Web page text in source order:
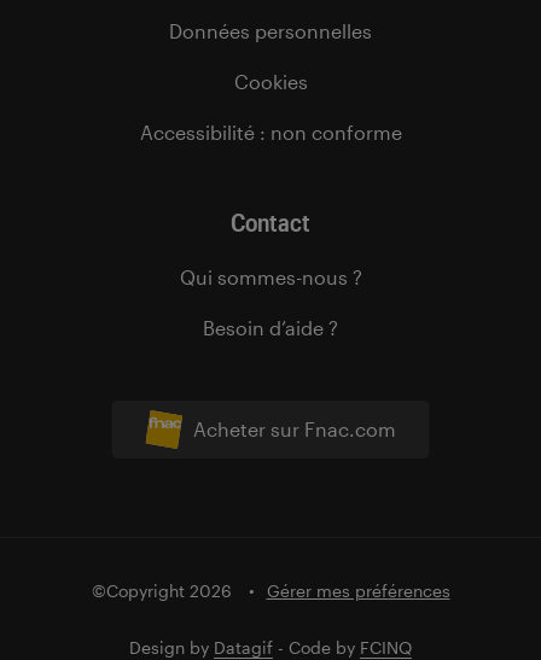
Acheter sur Fnac.com
Données personnelles
Cookies
Accessibilité : non conforme
Contact
Qui sommes-nous ?
Besoin d’aide ?
©Copyright 2026 Gérer mes préférences
Design by Datagif - Code by FCINQ